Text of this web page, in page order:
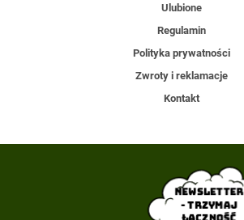
Ulubione
Regulamin
Polityka prywatności
Zwroty i reklamacje
Kontakt
Newsletter
- trzymaj